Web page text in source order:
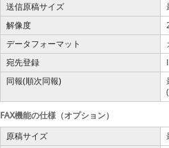
送信原稿サイズ
解像度
データフォーマット
宛先登録
同報(順次同報)
FAX機能の仕様（オプション）
原稿サイズ